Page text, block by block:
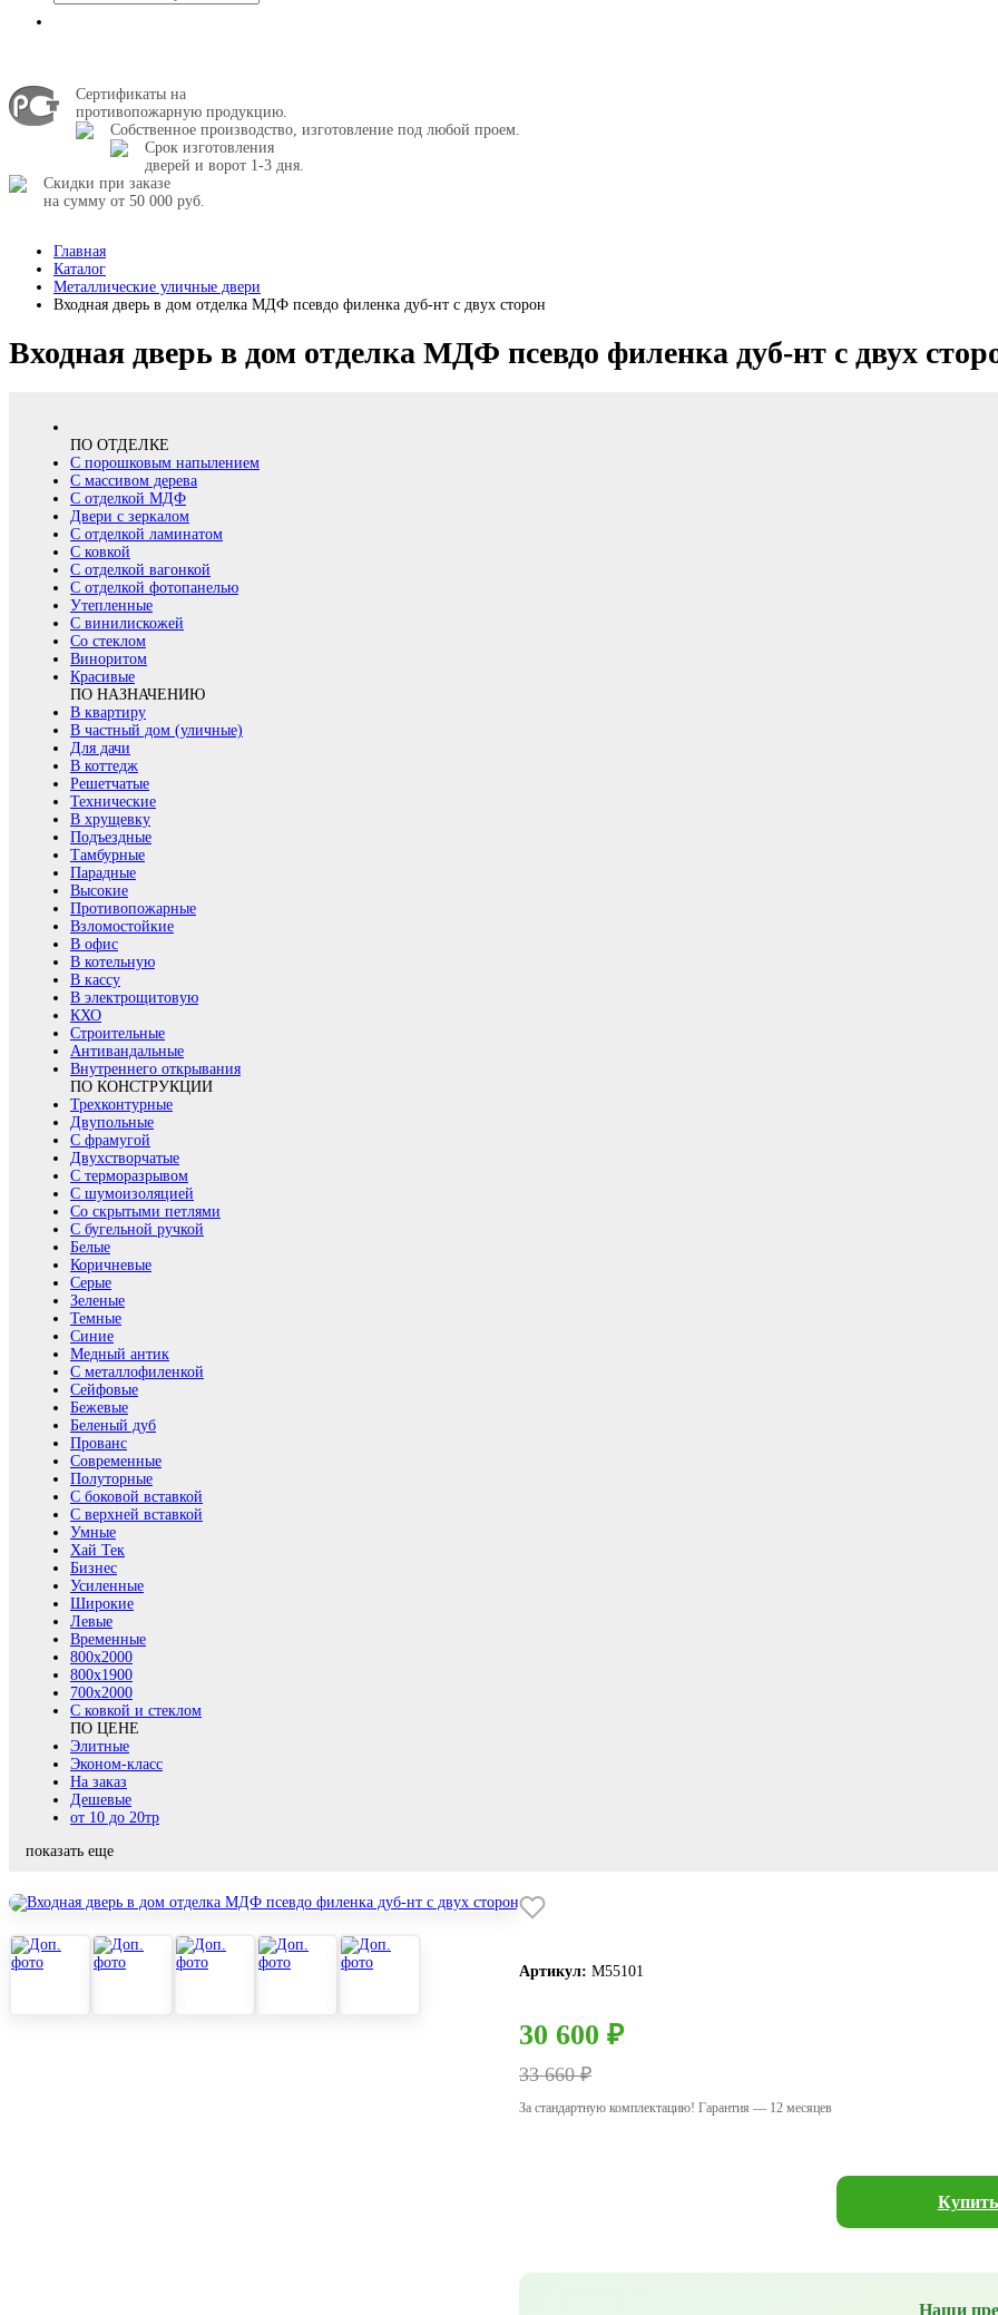
Сертификаты на
противопожарную продукцию.
Собственное производство, изготовление под любой проем.
Срок изготовления
дверей и ворот 1-3 дня.
Скидки при заказе
на сумму от 50 000 руб.
Главная
Каталог
Металлические уличные двери
Входная дверь в дом отделка МДФ псевдо филенка дуб-нт с двух сторон
Входная дверь в дом отделка МДФ псевдо филенка дуб-нт с двух
ПО ОТДЕЛКЕ
С порошковым напылением
С массивом дерева
С отделкой МДФ
Двери с зеркалом
С отделкой ламинатом
С ковкой
С отделкой вагонкой
С отделкой фотопанелью
Утепленные
С винилискожей
Со стеклом
Виноритом
Красивые
ПО НАЗНАЧЕНИЮ
В квартиру
В частный дом (уличные)
Для дачи
В коттедж
Решетчатые
Технические
В хрущевку
Подъездные
Тамбурные
Парадные
Высокие
Противопожарные
Взломостойкие
В офис
В котельную
В кассу
В электрощитовую
КХО
Строительные
Антивандальные
Внутреннего открывания
ПО КОНСТРУКЦИИ
Трехконтурные
Двупольные
С фрамугой
Двухстворчатые
С терморазрывом
С шумоизоляцией
Со скрытыми петлями
С бугельной ручкой
Белые
Коричневые
Серые
Зеленые
Темные
Синие
Медный антик
С металлофиленкой
Сейфовые
Бежевые
Беленый дуб
Прованс
Современные
Полуторные
С боковой вставкой
С верхней вставкой
Умные
Хай Тек
Бизнес
Усиленные
Широкие
Левые
Временные
800х2000
800x1900
700x2000
С ковкой и стеклом
ПО ЦЕНЕ
Элитные
Эконом-класс
На заказ
Дешевые
от 10 до 20тр
показать еще
Артикул: М55101
30 600 ₽
33 660 ₽
За стандартную комплектацию! Гарантия — 12 месяцев
Наши